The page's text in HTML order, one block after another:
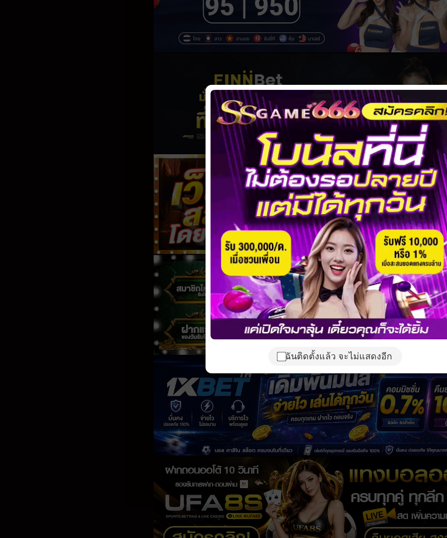
ฉันติดตั้งแล้ว จะไม่แสดงอีก